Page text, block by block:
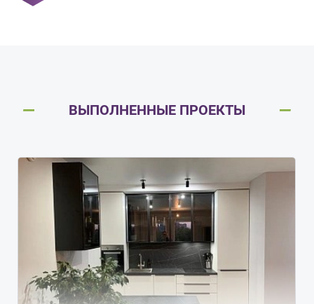
ВЫПОЛНЕННЫЕ ПРОЕКТЫ